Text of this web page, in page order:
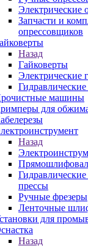
Электрические
Запчасти и
опрессовщиков
Назад
Гайковерты
Электрические
машины
для
Назад
прессы
Ручные фрезеры
Ленточные
для
Назад